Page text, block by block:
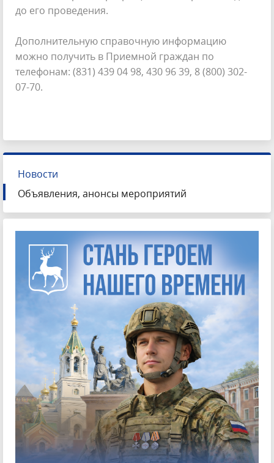
до его проведения.
Дополнительную справочную информацию
можно получить в Приемной граждан по
телефонам: (831) 439 04 98, 430 96 39, 8 (800) 302-
07-70.
Новости
Объявления, анонсы мероприятий